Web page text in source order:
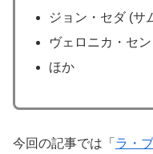
ジョン・セダ (サ
ヴェロニカ・セ
ほか
今回の記事では「 ラ・